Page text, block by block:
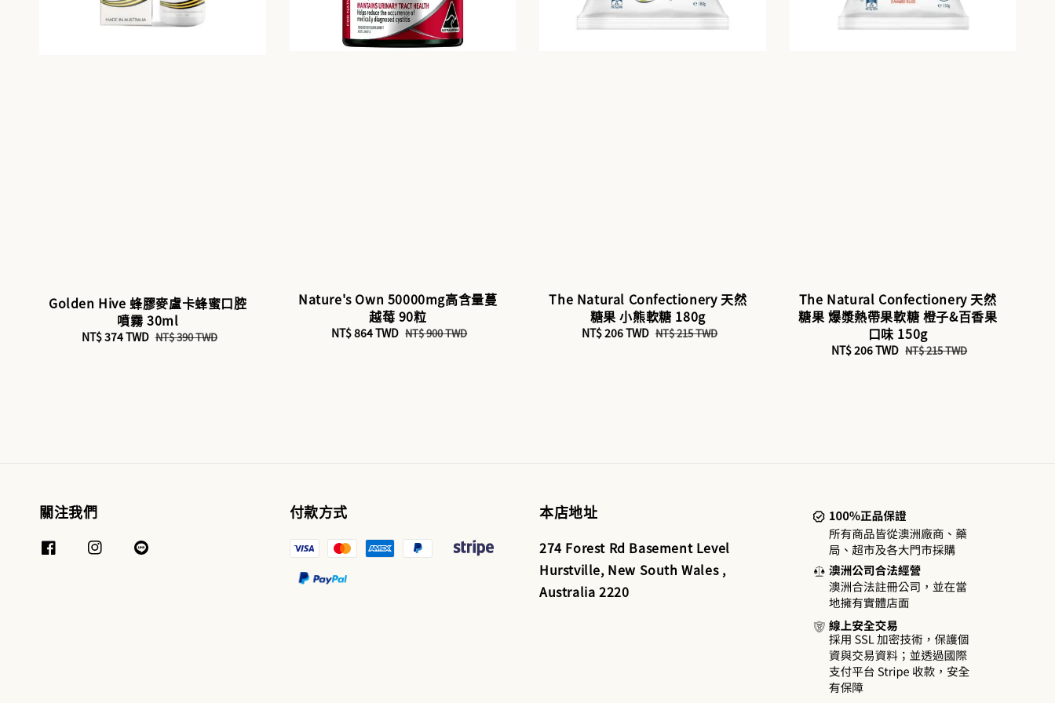
Golden Hive 蜂膠麥盧卡蜂蜜口腔
噴霧 30ml
Sale
NT$ 374 TWD Regular
NT$ 390 TWD
Nature's Own 50000mg高含量蔓
越莓 90粒
Sale
NT$ 864 TWD Regular
NT$ 900 TWD
The Natural Confectionery 天然
糖果 小熊軟糖 180g
Sale
NT$ 206 TWD Regular
NT$ 215 TWD
The Natural Confectionery 天然
糖果 爆漿熱帶果軟糖 橙子&百香果
口味 150g
Sale
NT$ 206 TWD Regular
NT$ 215 TWD
關注我們 付款方式 本店地址
274 Forest Rd Basement Level
Hurstville, New South Wales ,
Australia 2220